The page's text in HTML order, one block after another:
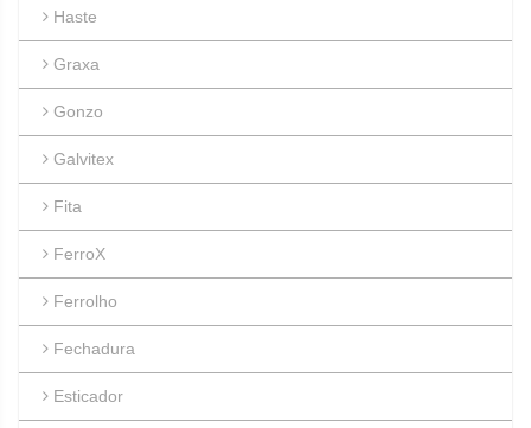
Haste
Graxa
Gonzo
Galvitex
Fita
FerroX
Ferrolho
Fechadura
Esticador